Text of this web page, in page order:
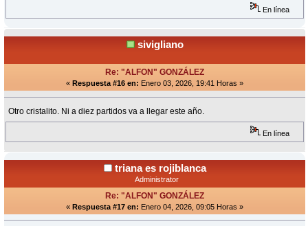
En línea
sivigliano
Re: "ALFON" GONZÁLEZ
« Respuesta #16 en: Enero 03, 2026, 19:41 Horas »
Otro cristalito. Ni a diez partidos va a llegar este año.
En línea
triana es rojiblanca
Administrator
Re: "ALFON" GONZÁLEZ
« Respuesta #17 en: Enero 04, 2026, 09:05 Horas »